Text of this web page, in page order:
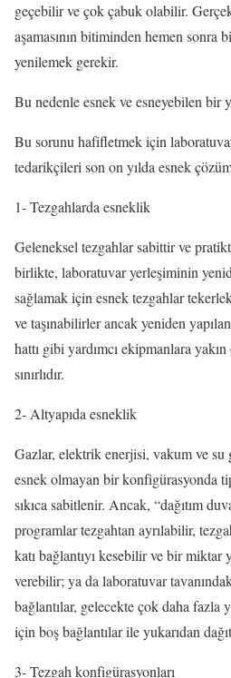
geçebilir ve çok çabuk olabilir.
aşamasının bitiminden hemen sonra
yenilemek gerekir.
Bu nedenle esnek ve esneyebilen bir
Bu sorunu hafifletmek için
tedarikçileri son on yılda esnek
1- Tezgahlarda esneklik
Geleneksel tezgahlar sabittir ve
birlikte, laboratuvar yerleşiminin
sağlamak için esnek tezgahlar
ve taşınabilirler ancak yeniden
hattı gibi yardımcı ekipmanlara
sınırlıdır.
2- Altyapıda esneklik
Gazlar, elektrik enerjisi, vakum ve su
esnek olmayan bir konfigürasyonda
sıkıca sabitlenir. Ancak, “dağıtım
programlar tezgahtan ayrılabilir,
katı bağlantıyı kesebilir ve bir miktar
verebilir; ya da laboratuvar
bağlantılar, gelecekte çok daha fazla
için boş bağlantılar ile yukarıdan
3- Tezgah konfigürasyonları